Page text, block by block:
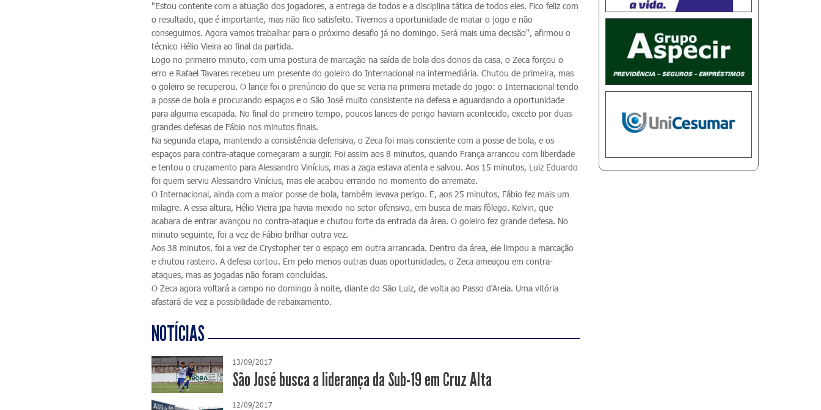
"Estou contente com a atuação dos jogadores, a entrega de todos e a disciplina tática de todos eles. Fico feliz com
o resultado, que é importante, mas não fico satisfeito. Tivemos a oportunidade de matar o jogo e não
conseguimos. Agora vamos trabalhar para o próximo desafio já no domingo. Será mais uma decisão", afirmou o
técnico Hélio Vieira ao final da partida.
Logo no primeiro minuto, com uma postura de marcação na saída de bola dos donos da casa, o Zeca forçou o
erro e Rafael Tavares recebeu um presente do goleiro do Internacional na intermediária. Chutou de primeira, mas
o goleiro se recuperou. O lance foi o prenúncio do que se veria na primeira metade do jogo: o Internacional tendo
a posse de bola e procurando espaços e o São José muito consistente na defesa e aguardando a oportunidade
para alguma escapada. No final do primeiro tempo, poucos lances de perigo haviam acontecido, exceto por duas
grandes defesas de Fábio nos minutos finais.
Na segunda etapa, mantendo a consistência defensiva, o Zeca foi mais consciente com a posse de bola, e os
espaços para contra-ataque começaram a surgir. Foi assim aos 8 minutos, quando França arrancou com liberdade
e tentou o cruzamento para Alessandro Vinícius, mas a zaga estava atenta e salvou. Aos 15 minutos, Luiz Eduardo
foi quem serviu Alessandro Vinícius, mas ele acabou errando no momento do arremate.
O Internacional, ainda com a maior posse de bola, também levava perigo. E, aos 25 minutos, Fábio fez mais um
milagre. A essa altura, Hélio Vieira jpa havia mexido no setor ofensivo, em busca de mais fôlego. Kelvin, que
acabara de entrar avançou no contra-ataque e chutou forte da entrada da área. O goleiro fez grande defesa. No
minuto seguinte, foi a vez de Fábio brilhar outra vez.
Aos 38 minutos, foi a vez de Crystopher ter o espaço em outra arrancada. Dentro da área, ele limpou a marcação
e chutou rasteiro. A defesa cortou. Em pelo menos outras duas oportunidades, o Zeca ameaçou em contra-
ataques, mas as jogadas não foram concluídas.
O Zeca agora voltará a campo no domingo à noite, diante do São Luiz, de volta ao Passo d'Areia. Uma vitória
afastará de vez a possibilidade de rebaixamento.
NOTÍCIAS
13/09/2017
São José busca a liderança da Sub-19 em Cruz Alta
12/09/2017